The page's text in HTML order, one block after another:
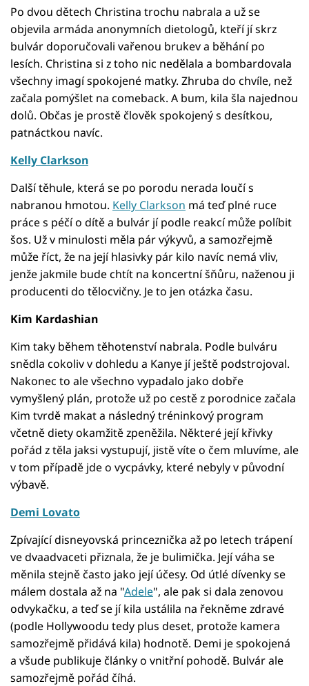
Po dvou dětech Christina trochu nabrala a už se
objevila armáda anonymních dietologů, kteří jí skrz
bulvár doporučovali vařenou brukev a běhání po
lesích. Christina si z toho nic nedělala a bombardovala
všechny imagí spokojené matky. Zhruba do chvíle, než
začala pomýšlet na comeback. A bum, kila šla najednou
dolů. Občas je prostě člověk spokojený s desítkou,
patnáctkou navíc.
Kelly Clarkson
Další těhule, která se po porodu nerada loučí s
nabranou hmotou. Kelly Clarkson má teď plné ruce
práce s péčí o dítě a bulvár jí podle reakcí může políbit
šos. Už v minulosti měla pár výkyvů, a samozřejmě
může říct, že na její hlasivky pár kilo navíc nemá vliv,
jenže jakmile bude chtít na koncertní šňůru, naženou ji
producenti do tělocvičny. Je to jen otázka času.
Kim Kardashian
Kim taky během těhotenství nabrala. Podle bulváru
snědla cokoliv v dohledu a Kanye jí ještě podstrojoval.
Nakonec to ale všechno vypadalo jako dobře
vymyšlený plán, protože už po cestě z porodnice začala
Kim tvrdě makat a následný tréninkový program
včetně diety okamžitě zpeněžila. Některé její křivky
pořád z těla jaksi vystupují, jistě víte o čem mluvíme, ale
v tom případě jde o vycpávky, které nebyly v původní
výbavě.
Demi Lovato
Zpívající disneyovská princeznička až po letech trápení
ve dvaadvaceti přiznala, že je bulimička. Její váha se
měnila stejně často jako její účesy. Od útlé dívenky se
málem dostala až na "Adele", ale pak si dala zenovou
odvykačku, a teď se jí kila ustálila na řekněme zdravé
(podle Hollywoodu tedy plus deset, protože kamera
samozřejmě přidává kila) hodnotě. Demi je spokojená
a všude publikuje články o vnitřní pohodě. Bulvár ale
samozřejmě pořád číhá.